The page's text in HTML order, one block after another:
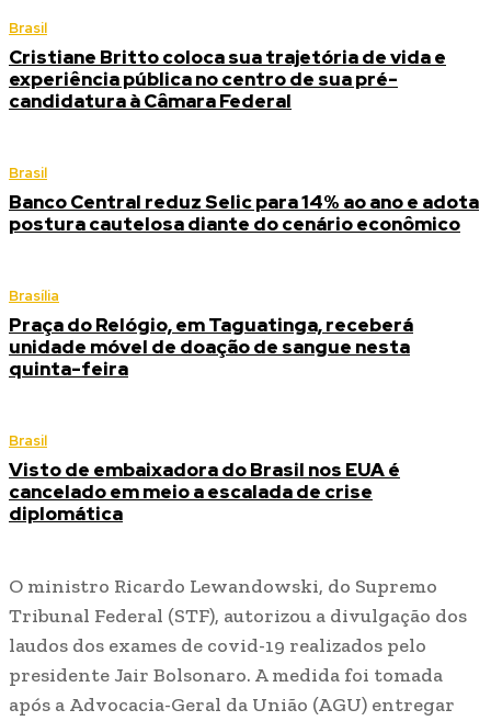
Brasil
Cristiane Britto coloca sua trajetória de vida e
experiência pública no centro de sua pré-
candidatura à Câmara Federal
Brasil
Banco Central reduz Selic para 14% ao ano e adota
postura cautelosa diante do cenário econômico
Brasília
Praça do Relógio, em Taguatinga, receberá
unidade móvel de doação de sangue nesta
quinta-feira
Brasil
Visto de embaixadora do Brasil nos EUA é
cancelado em meio a escalada de crise
diplomática
O ministro Ricardo Lewandowski, do Supremo
Tribunal Federal (STF), autorizou a divulgação dos
laudos dos exames de covid-19 realizados pelo
presidente Jair Bolsonaro. A medida foi tomada
após a Advocacia-Geral da União (AGU) entregar